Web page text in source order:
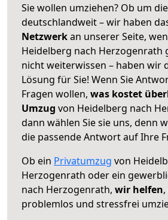
Sie wollen umziehen? Ob um
deutschlandweit – wir haben
Netzwerkan unserer Seite,
Heidelberg nach Herzogenrath
nicht weiterwissen – haben wir
Lösung für Sie! Wenn Sie
Fragen wollen, was kostet
Umzug von Heidelberg nach
dann wählen Sie sie uns, denn
die passende Antwort auf Ihre
Ob ein Privatumzug von
Herzogenrath oder ein
nach Herzogenrath, wir helfen
problemlos und stressfrei